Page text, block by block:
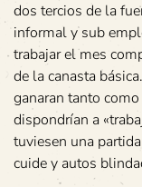
dos tercios de la
informal y sub
trabajar el mes
de la canasta
ganaran tanto
dispondrían a
tuviesen una
cuide y autos